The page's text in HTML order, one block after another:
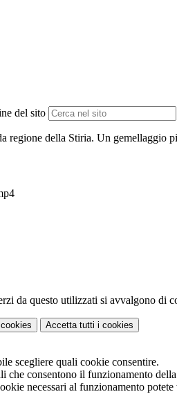
del sito
regione della Stiria. Un gemellaggio
da questo utilizzati si avvalgono di
Accetta tutti i cookies
scegliere quali cookie consentire.
che consentono il funzionamento
necessari al funzionamento potete